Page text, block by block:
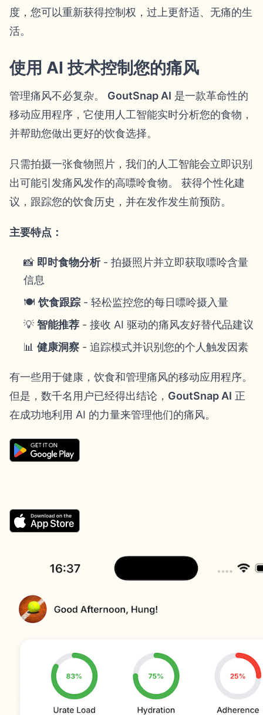
度，您可以重新获得控制权，过上更舒适、无痛的生
活。
使用 AI 技术控制您的痛风
管理痛风不必复杂。 GoutSnap AI 是一款革命性的
移动应用程序，它使用人工智能实时分析您的食物，
并帮助您做出更好的饮食选择。
只需拍摄一张食物照片，我们的人工智能会立即识别
出可能引发痛风发作的高嘌呤食物。 获得个性化建
议，跟踪您的饮食历史，并在发作发生前预防。
主要特点：
📸 即时食物分析- 拍摄照片并立即获取嘌呤含量
信息
🍽️饮食跟踪 - 轻松监控您的每日嘌呤摄入量
💡 智能推荐 - 接收 AI 驱动的痛风友好替代品建议
📊 健康洞察 - 追踪模式并识别您的个人触发因素
有一些用于健康，饮食和管理痛风的移动应用程序。
但是，数千名用户已经得出结论， GoutSnap AI 正
在成功地利用 AI 的力量来管理他们的痛风。